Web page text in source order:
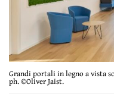
Grandi portali in legno a vista
ph. ©Oliver Jaist.